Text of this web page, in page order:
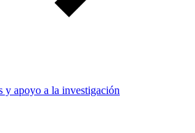
y apoyo a la investigación